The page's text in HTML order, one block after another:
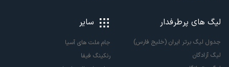
لیگ های پرطرفدار
جدول لیگ برتر ایران (خلیج فارس)
لیگ آزادگان
سایر
جام ملت های آسیا
رنکینگ فیفا